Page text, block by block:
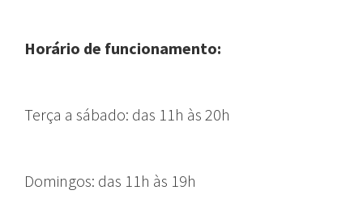
Horário de funcionamento:
Terça a sábado: das 11h às 20h
Domingos: das 11h às 19h